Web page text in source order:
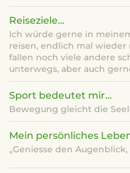
Reiseziele…
Ich würde gerne in
reisen, endlich mal
fallen noch viele andere
unterwegs, aber auch
Sport bedeutet mir…
Bewegung gleicht die
Mein persönliches
„Geniesse den